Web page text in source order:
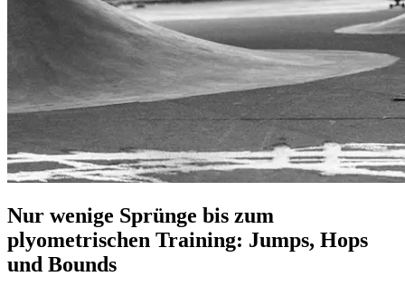
Nur wenige Sprünge bis zum
plyometrischen Training: Jumps, Hops
und Bounds